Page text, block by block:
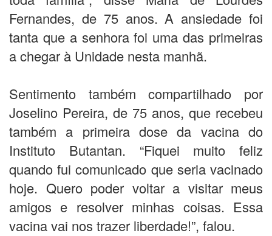
Fernandes, de 75 anos. A ansiedade foi
tanta que a senhora foi uma das primeiras
a chegar à Unidade nesta manhã.
Sentimento também compartilhado por
Joselino Pereira, de 75 anos, que recebeu
também a primeira dose da vacina do
Instituto Butantan. “Fiquei muito feliz
quando fui comunicado que seria vacinado
hoje. Quero poder voltar a visitar meus
amigos e resolver minhas coisas. Essa
vacina vai nos trazer liberdade!”, falou.